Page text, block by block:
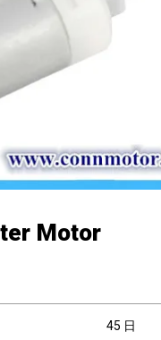
Motor
45 日